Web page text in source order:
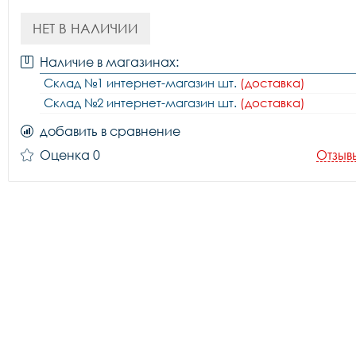
НЕТ В НАЛИЧИИ
Наличие в магазинах:
Склад №1 интернет-магазин шт. (доставка)
Склад №2 интернет-магазин шт. (доставка)
добавить в сравнение
Оценка 0